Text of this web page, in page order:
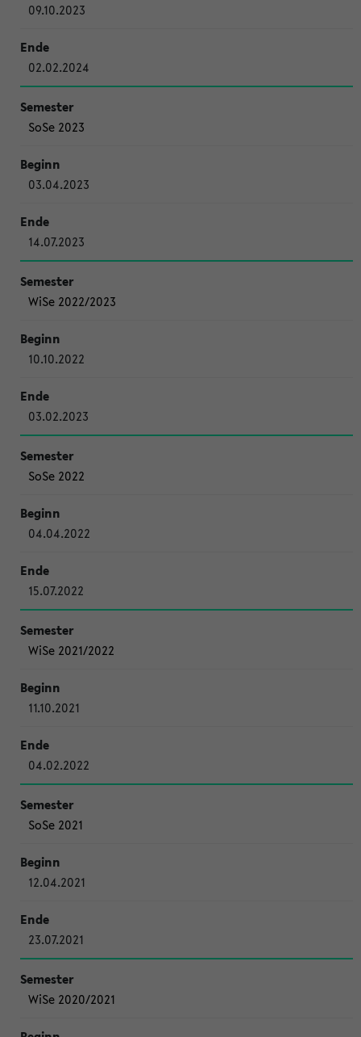
09.10.2023
02.02.2024
SoSe 2023
03.04.2023
14.07.2023
WiSe 2022/2023
10.10.2022
03.02.2023
SoSe 2022
04.04.2022
15.07.2022
WiSe 2021/2022
11.10.2021
04.02.2022
SoSe 2021
12.04.2021
23.07.2021
WiSe 2020/2021